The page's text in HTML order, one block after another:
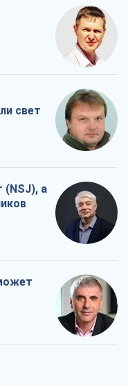
свет
(NSJ), а